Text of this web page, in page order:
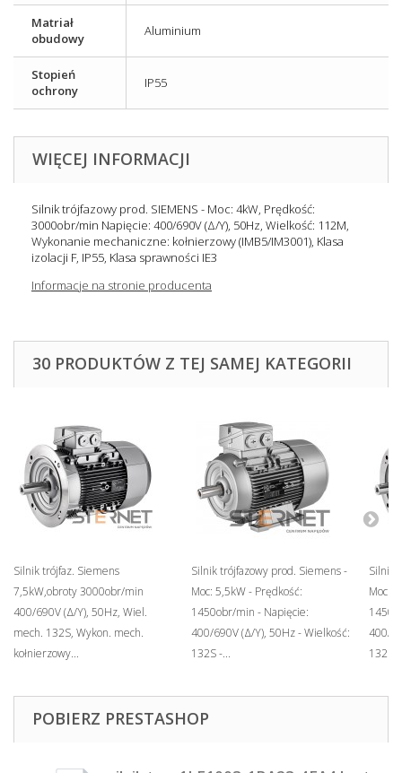
Matriał
obudowy
Aluminium
Stopień
ochrony
IP55
WIĘCEJ INFORMACJI
Silnik trójfazowy prod. SIEMENS - Moc: 4kW, Prędkość:
3000obr/min Napięcie: 400/690V (Δ/Y), 50Hz, Wielkość: 112M,
Wykonanie mechaniczne: kołnierzowy (IMB5/IM3001), Klasa
izolacji F, IP55, Klasa sprawności IE3
Informacje na stronie producenta
30 PRODUKTÓW Z TEJ SAMEJ KATEGORII
Silnik trójfaz. Siemens
7,5kW,obroty 3000obr/min
400/690V (Δ/Y), 50Hz, Wiel.
mech. 132S, Wykon. mech.
kołnierzowy...
Silnik trójfazowy prod. Siemens -
Moc: 5,5kW - Prędkość:
1450obr/min - Napięcie:
400/690V (Δ/Y), 50Hz - Wielkość:
132S -...
Silnik
Moc:
400/
132S
POBIERZ PRESTASHOP